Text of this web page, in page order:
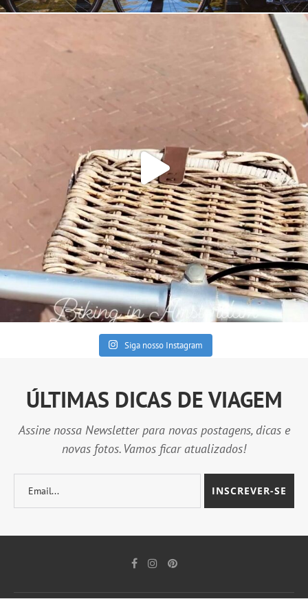
Siga nosso Instagram
ÚLTIMAS DICAS DE VIAGEM
Assine nossa Newsletter para novas postagens, dicas e
novas fotos. Vamos ficar atualizados!